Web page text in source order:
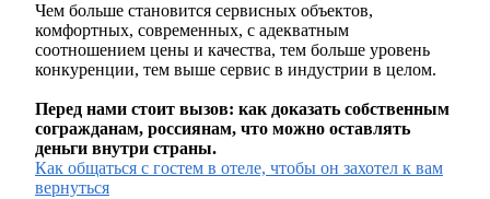
Чем больше становится сервисных объектов,
комфортных, современных, с адекватным
соотношением цены и качества, тем больше уровень
конкуренции, тем выше сервис в индустрии в целом.
Перед нами стоит вызов: как доказать собственным
согражданам, россиянам, что можно оставлять
деньги внутри страны.
Как общаться с гостем в отеле, чтобы он захотел к вам
вернуться